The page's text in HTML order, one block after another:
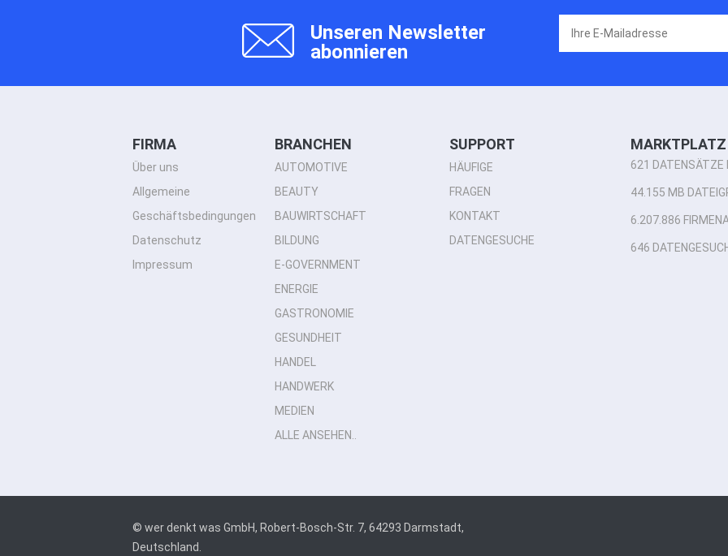
Unseren Newsletter
abonnieren
FIRMA
Über uns
Allgemeine
Geschäftsbedingungen
Datenschutz
Impressum
BRANCHEN
AUTOMOTIVE
BEAUTY
BAUWIRTSCHAFT
BILDUNG
E-GOVERNMENT
ENERGIE
GASTRONOMIE
GESUNDHEIT
HANDEL
HANDWERK
MEDIEN
ALLE ANSEHEN..
SUPPORT
HÄUFIGE
FRAGEN
KONTAKT
DATENGESUCHE
621 DATENSÄTZE
44.155 MB
6.207.886
646
© wer denkt was GmbH, Robert-Bosch-Str. 7, 64293 Darmstadt,
Deutschland.